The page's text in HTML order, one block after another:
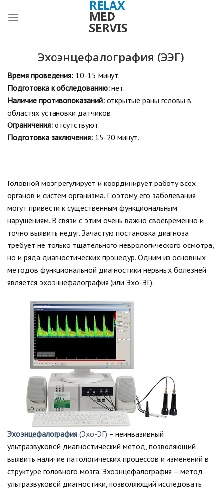
Эхоэнцефалография (ЭЭГ)
Время проведения: 10-15 минут.
Подготовка к обследованию: нет.
Наличие противопоказаний: открытые раны головы в
областях установки датчиков.
Ограничения: отсутствуют.
Подготовка заключения: 15-20 минут.
Головной мозг регулирует и координирует работу всех
органов и систем организма. Поэтому его заболевания
могут привести к существенным функциональным
нарушениям. В связи с этим очень важно своевременно и
точно выявить недуг. Зачастую постановка диагноза
требует не только тщательного неврологического осмотра,
но и ряда диагностических процедур. Одним из основных
методов функциональной диагностики нервных болезней
является эхоэнцефалография (или Эхо-ЭГ).
Эхоэнцефалография (Эхо-ЭГ) – неинвазивный
ультразвуковой диагностический метод, позволяющий
выявить наличие патологических процессов и изменений в
структуре головного мозга. Эхоэнцефалография – метод
ультразвуковой диагностики, позволяющий исследовать